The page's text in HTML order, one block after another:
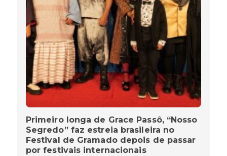
Primeiro longa de Grace Passô, “Nosso
Segredo” faz estreia brasileira no
Festival de Gramado depois de passar
por festivais internacionais